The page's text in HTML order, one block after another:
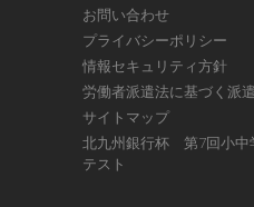
お問い合わせ
プライバシーポリシー
情報セキュリティ方針
労働者派遣法に基づく派
サイトマップ
北九州銀行杯 第7回小中
テスト